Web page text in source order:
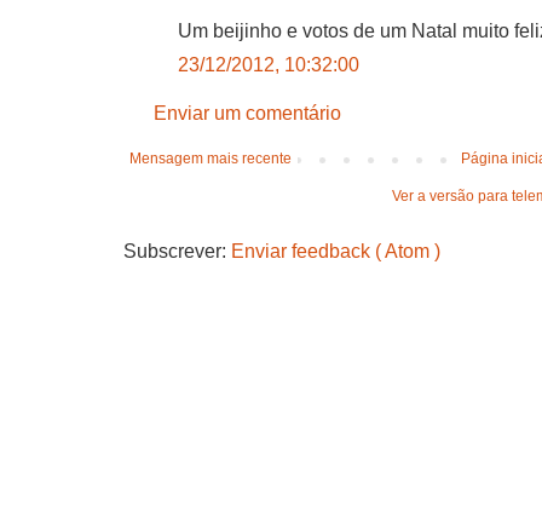
Um beijinho e votos de um Natal muito
23/12/2012, 10:32:00
Enviar um comentário
Mensagem mais recente Página
Ver a versão para
Subscrever: Enviar feedback ( Atom )